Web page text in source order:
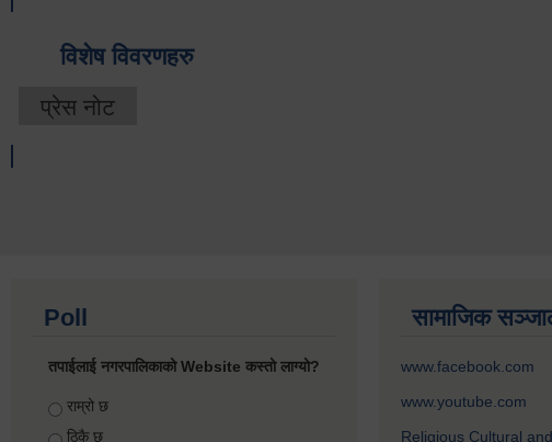
विशेष विवरणहरु
प्रेस नोट
Poll
तपाईलाई नगरपालिकाको Website कस्तो लाग्यो?
Choices
राम्रो छ
ठिकै छ
सामाजिक
www.facebook.com
www.youtube.com
Religious Cultural